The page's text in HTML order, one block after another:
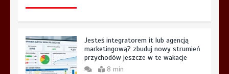
Jesteś integratorem it lub agencją
marketingową? zbuduj nowy strumień
przychodów jeszcze w te wakacje
8 min